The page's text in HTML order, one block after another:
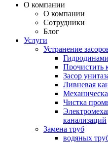
О компании
О компании
Сотрудники
Блог
Услуги
Устранение
Прочистить
Засор
Ливневая
Чистка
канализаций
Замена труб
водяных